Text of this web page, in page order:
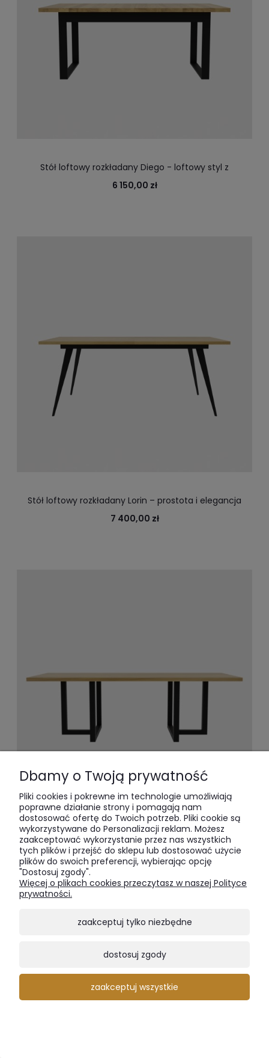
Stół loftowy rozkładany Diego - loftowy styl z
wygodnym rozkładaniem
6 150,00 zł
Stół loftowy rozkładany Lorin – prostota i elegancja
7 400,00 zł
Stół loftowy Torro - idealny do industrialnego wnętrza
6 800,00 zł
Dbamy o Twoją prywatność
Pliki cookies i pokrewne im technologie umożliwiają
poprawne działanie strony i pomagają nam
dostosować ofertę do Twoich potrzeb. Pliki cookie są
wykorzystywane do Personalizacji reklam. Możesz
zaakceptować wykorzystanie przez nas wszystkich
tych plików i przejść do sklepu lub dostosować użycie
plików do swoich preferencji, wybierając opcję
"Dostosuj zgody".
Więcej o plikach cookies przeczytasz w naszej Polityce
prywatności.
zaakceptuj tylko niezbędne
dostosuj zgody
zaakceptuj wszystkie